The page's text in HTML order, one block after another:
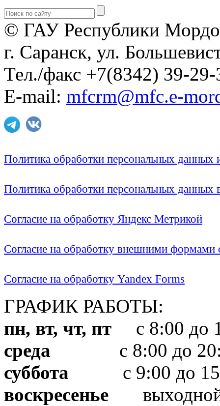
© ГАУ Республики
г. Саранск, ул.
Тел./факс +7(8342) 39-29-
E-mail: mfcrm@mfc.e-
Политика обработки персональных
Политика обработки персональных
Согласие на обработку Яндекс Метрикой
Согласие на обработку внешними формами
Согласие на обработку Yandex Forms
ГРАФИК РАБОТЫ:
пн, вт, чт, пт с 8:00 до
среда с 8:00 до
суббота с 9:00 до
воскресенье